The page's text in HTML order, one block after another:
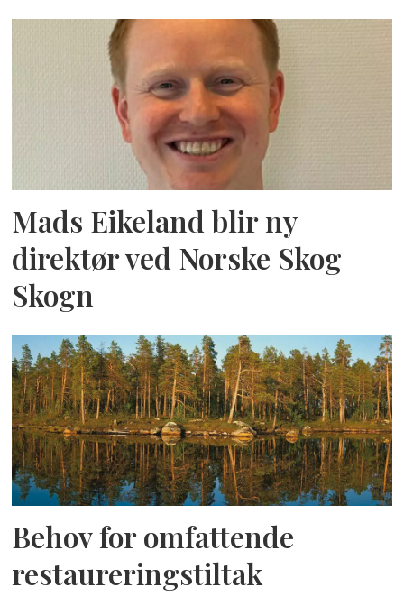
Mads Eikeland blir ny
direktør ved Norske Skog
Skogn
Behov for omfattende
restaureringstiltak